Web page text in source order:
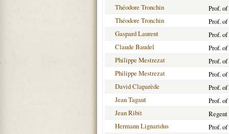
Théodore Tronchin
Prof. of
Théodore Tronchin
Prof.
Gaspard Laurent
Prof. of
Claude Baudel
Prof.
Philippe Mestrezat
Prof. of
Philippe Mestrezat
Prof.
David Claparède
Prof.
Jean Tagaut
Prof.
Jean Ribit
Regent
Hermann Lignaridus
Prof.